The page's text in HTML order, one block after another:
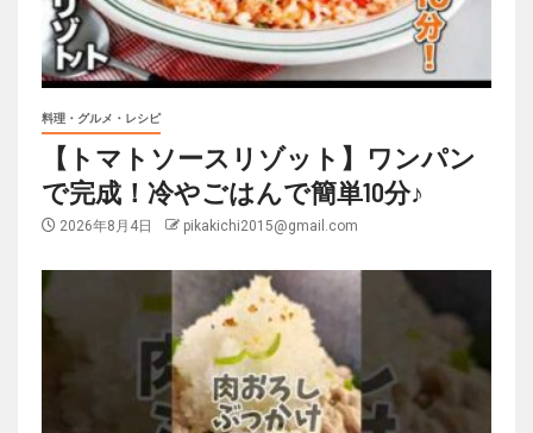
料理・グルメ・レシピ
【トマトソースリゾット】ワンパン
で完成！冷やごはんで簡単10分♪
2026年8月4日 pikakichi2015@gmail.com